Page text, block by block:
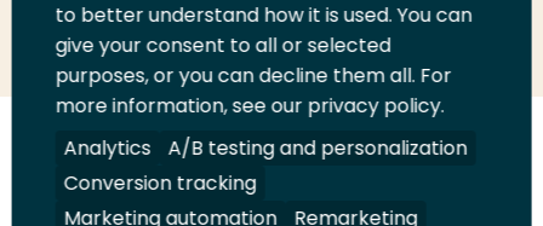
Deel
LinkedIn
Deel
op
Twitter
Deel
op
Facebook
Email
deze
pagina
Print
deze
pagina
Volg
ons
op
Volg
ons
op
Volg
ons
op
Volg
ons
op
Juridisch Security A-Z Index Contact
to better understand how it is used. You can
give your consent to all or selected
purposes, or you can decline them all. For
more information, see our privacy policy.
Analytics
A/B testing and personalization
Conversion tracking
Marketing automation
Remarketing